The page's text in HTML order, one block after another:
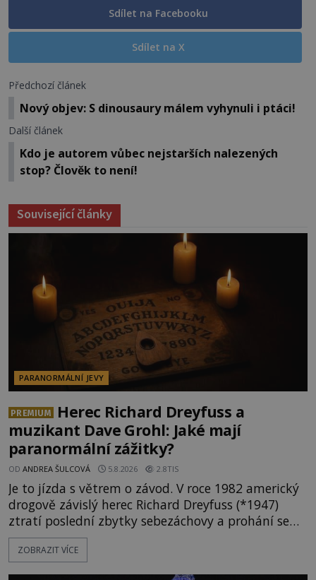
Sdílet na Facebooku
Sdílet na X
Předchozí článek
Nový objev: S dinousaury málem vyhynuli i ptáci!
Další článek
Kdo je autorem vůbec nejstarších nalezených
stop? Člověk to není!
Související články
PARANORMÁLNÍ JEVY
PREMIUM
Herec Richard Dreyfuss a
muzikant Dave Grohl: Jaké mají
paranormální zážitky?
OD ANDREA ŠULCOVÁ 5.8.2026 2.8TIS
Je to jízda s větrem o závod. V roce 1982 americký
drogově závislý herec Richard Dreyfuss (*1947)
ztratí poslední zbytky sebezáchovy a prohání se
po silnicích ve svém mercedesu jako utržený ze
řetězu. Vše vyvrcholí katastrofou, když to Dreyfuss
ZOBRAZIT VÍCE